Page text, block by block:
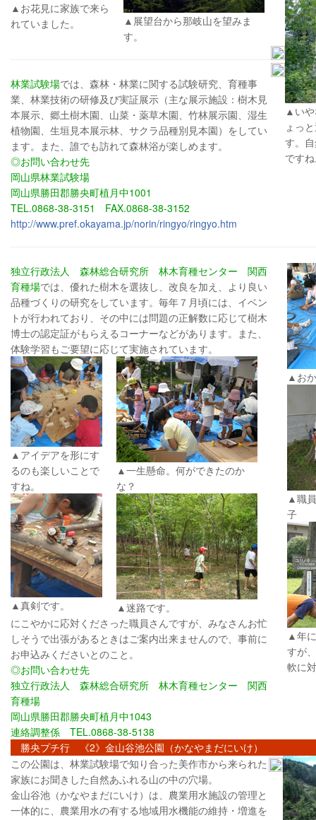
▲いや
ょっ
す。
です
▲お花見に家族で来ら
れていました。
▲展望台から那岐山を望みま
す。
林業試験場では、森林・林業に関する試験研究、育種事
業、林業技術の研修及び実証展示（主な展示施設：樹木見
本展示、郷土樹木園、山菜・薬草木園、竹林展示園、湿生
植物園、生垣見本展示林、サクラ品種別見本園）をしてい
ます。また、誰でも訪れて森林浴が楽しめます。
◎お問い合わせ先
岡山県林業試験場
岡山県勝田郡勝央町植月中1001
TEL.0868-38-3151 FAX.0868-38-3152
http://www.pref.okayama.jp/norin/ringyo/ringyo.htm
独立行政法人 森林総合研究所 林木育種センター 関西
育種場では、優れた樹木を選抜し、改良を加え、より良い
品種づくりの研究をしています。毎年７月頃には、イベン
トが行われており、その中には問題の正解数に応じて樹木
博士の認定証がもらえるコーナーなどがあります。また、
体験学習もご要望に応じて実施されています。
▲お
▲職
子
▲年
すが
軟に
▲アイデアを形にす
るのも楽しいことで
すね。
▲真剣です。
▲一生懸命。何ができたのか
な？
▲迷路です。
にこやかに応対くださった職員さんですが、みなさんお忙
しそうで出張があるときはご案内出来ませんので、事前に
お申込みくださいとのこと。
◎お問い合わせ先
独立行政法人 森林総合研究所 林木育種センター 関西
育種場
岡山県勝田郡勝央町植月中1043
連絡調整係 TEL.0868-38-5138
勝央プチ行 《2》金山谷池公園（かなやまだにいけ）
この公園は、林業試験場で知り合った美作市から来られた
家族にお聞きした自然あふれる山の中の穴場。
金山谷池（かなやまだにいけ）は、農業用水施設の管理と
一体的に、農業用水の有する地域用水機能の維持・増進を